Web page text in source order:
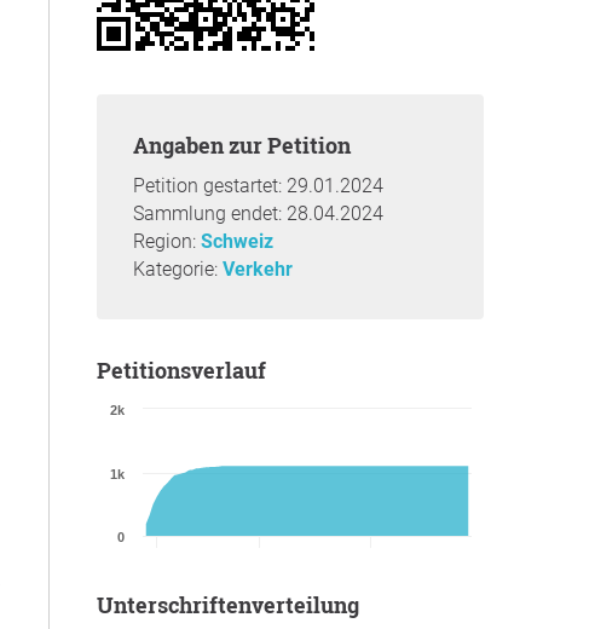
Angaben zur Petition
Petition gestartet: 29.01.2024
Sammlung endet: 28.04.2024
Region: Schweiz
Kategorie: Verkehr
Petitionsverlauf
0
1k
2k
Unterschriftenverteilung